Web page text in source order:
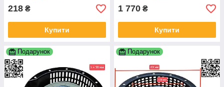
218 ₴
Купити
1 770 ₴
Купити
Подарунок Подарунок